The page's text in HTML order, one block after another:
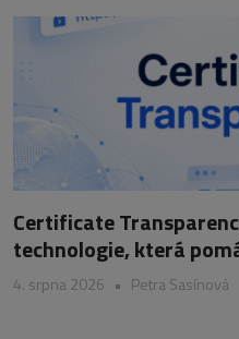
Certificate
technologie, která
4. srpna 2026 • Petra Sasínová